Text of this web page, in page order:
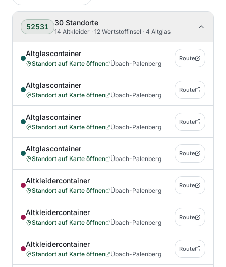
52531 30 Standorte
14 Altkleider · 12 Wertstoffinsel · 4 Altglas
Altglascontainer
Standort auf Karte öffnen Übach-Palenberg
Route
Altglascontainer
Standort auf Karte öffnen Übach-Palenberg
Route
Altglascontainer
Standort auf Karte öffnen Übach-Palenberg
Route
Altglascontainer
Standort auf Karte öffnen Übach-Palenberg
Route
Altkleidercontainer
Standort auf Karte öffnen Übach-Palenberg
Route
Altkleidercontainer
Standort auf Karte öffnen Übach-Palenberg
Route
Altkleidercontainer
Standort auf Karte öffnen Übach-Palenberg
Route